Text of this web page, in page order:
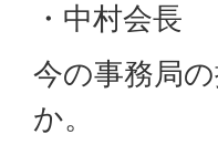
・中村会長
今の事務局
か。